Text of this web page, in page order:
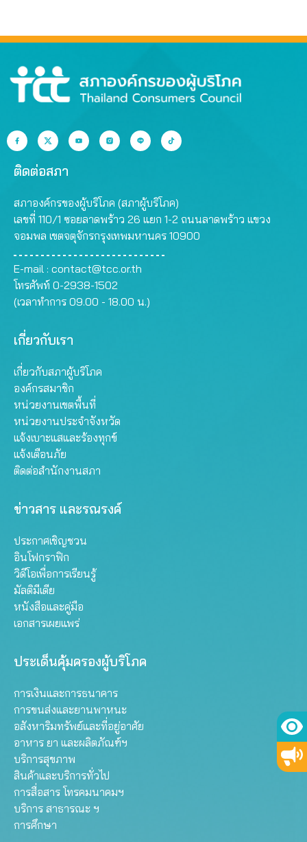
ติดต่อสภา
สภาองค์กรของผู้บริโภค (สภาผู้บริโภค)
เลขที่ 110/1 ซอยลาดพร้าว 26 แยก 1-2 ถนนลาดพร้าว แขวง
จอมพล เขตจตุจักรกรุงเทพมหานคร 10900
E-mail : contact@tcc.or.th
โทรศัพท์ 0-2938-1502
(เวลาทำการ 09.00 - 18.00 น.)
เกี่ยวกับเรา
เกี่ยวกับสภาผู้บริโภค
องค์กรสมาชิก
หน่วยงานเขตพื้นที่
หน่วยงานประจำจังหวัด
แจ้งเบาะแสและร้องทุกข์
แจ้งเตือนภัย
ติดต่อสำนักงานสภา
ข่าวสาร และรณรงค์
ประกาศเชิญชวน
อินโฟกราฟิก
วิดีโอเพื่อการเรียนรู้
มัลติมีเดีย
หนังสือและคู่มือ
เอกสารเผยแพร่
ประเด็นคุ้มครองผู้บริโภค
การเงินและการธนาคาร
การขนส่งและยานพาหนะ
อสังหาริมทรัพย์และที่อยู่อาศัย
อาหาร ยา และผลิตภัณฑ์ฯ
บริการสุขภาพ
สินค้าและบริการทั่วไป
การสื่อสาร โทรคมนาคมฯ
บริการ สาธารณะ ฯ
การศึกษา